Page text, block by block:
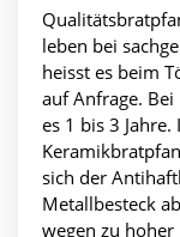
leben bei
heisst es beim
auf Anfrage.
es 1 bis 3
sich der
Metallbesteck
wegen zu